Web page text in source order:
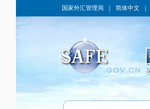
国家外汇管理局 简体中文